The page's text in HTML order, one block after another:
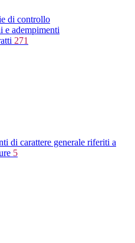
di controllo
e adempimenti
271
di carattere generale riferiti a
5